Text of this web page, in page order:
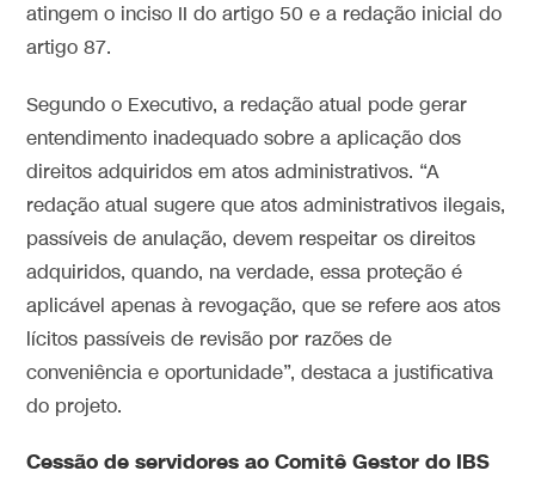
atingem o inciso II do artigo 50 e a redação inicial do
artigo 87.
Segundo o Executivo, a redação atual pode gerar
entendimento inadequado sobre a aplicação dos
direitos adquiridos em atos administrativos. “A
redação atual sugere que atos administrativos ilegais,
passíveis de anulação, devem respeitar os direitos
adquiridos, quando, na verdade, essa proteção é
aplicável apenas à revogação, que se refere aos atos
lícitos passíveis de revisão por razões de
conveniência e oportunidade”, destaca a justificativa
do projeto.
Cessão de servidores ao Comitê Gestor do IBS